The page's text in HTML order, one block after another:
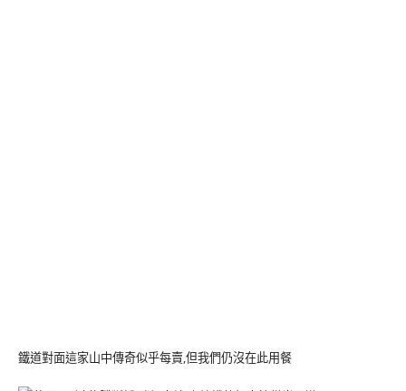
鐵道對面這家山中傳奇似乎每賣,但我們仍沒在此用餐